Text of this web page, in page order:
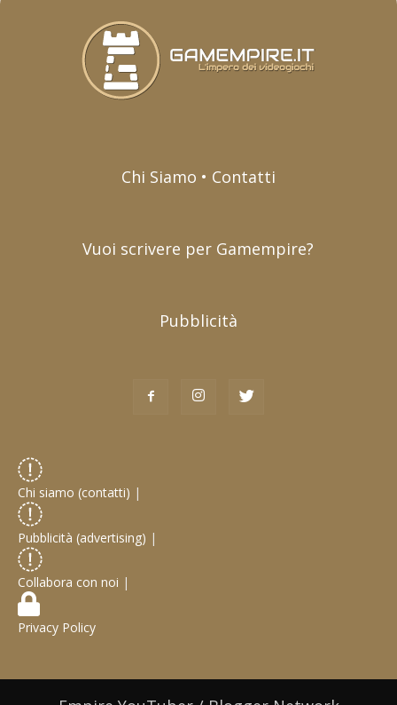
Chi Siamo • Contatti
Vuoi scrivere per Gamempire?
Pubblicità
Chi siamo (contatti) |
Pubblicità (advertising) |
Collabora con noi |
Privacy Policy